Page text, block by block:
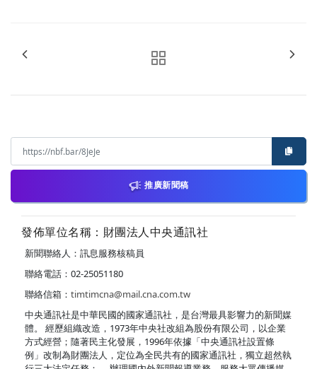
推廣新聞稿
發佈單位名稱：財團法人中央通訊社
新聞聯絡人：訊息服務核稿員
聯絡電話：02-25051180
聯絡信箱： timtimcna@mail.cna.com.tw
中央通訊社是中華民國的國家通訊社，是台灣最具影響力的新聞媒
體。 經歷組織改造，1973年中央社改組為股份有限公司，以企業
方式經營；隨著民主化發展，1996年依據「中央通訊社設置條
例」改制為財團法人，定位為全民共有的國家通訊社，獨立超然執